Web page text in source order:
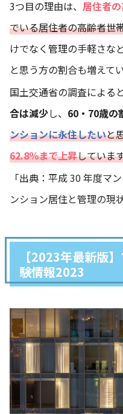
3つ目の理由は、 居住者
でいる居住者の高齢者世
けでなく管理の手軽さな
と思う方の割合も増えてい
国土交通省の調査による
合は減少し、 60・70歳の
ンションに永住したいと
62.8％まで上昇していま
「出典： 平成 30 年度マ
ンション居住と管理の現
【2023年最新版
験情報2023